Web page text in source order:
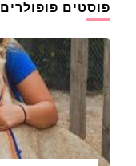
פוסטים פופולרים